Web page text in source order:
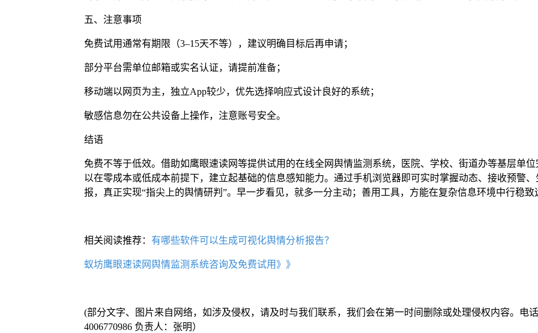
五、注意事项
免费试用通常有期限（3–15天不等），建议明确目标后再申请；
部分平台需单位邮箱或实名认证，请提前准备；
移动端以网页为主，独立App较少，优先选择响应式设计良好的系统；
敏感信息勿在公共设备上操作，注意账号安全。
结语
免费不等于低效。借助如鹰眼速读网等提供试用的在线全网舆情监测系统，医院、学校、街道办等基层单位
以在零成本或低成本前提下，建立起基础的信息感知能力。通过手机浏览器即可实时掌握动态、接收预警、
报，真正实现“指尖上的舆情研判”。早一步看见，就多一分主动；善用工具，方能在复杂信息环境中行稳致
相关阅读推荐： 有哪些软件可以生成可视化舆情分析报告？
蚁坊鹰眼速读网舆情监测系统咨询及免费试用》》
(部分文字、图片来自网络，如涉及侵权，请及时与我们联系，我们会在第一时间删除或处理侵权内容。电话
4006770986 负责人：张明）